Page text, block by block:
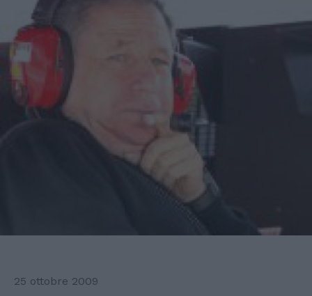
25 ottobre 2009